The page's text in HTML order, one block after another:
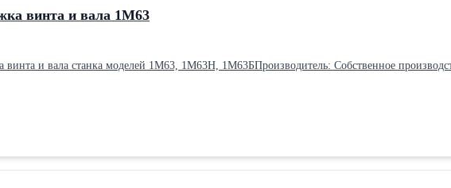
винта и вала 1М63
винта и вала станка моделей 1М63, 1М63Н, 1М63БПроизводитель: Собственное